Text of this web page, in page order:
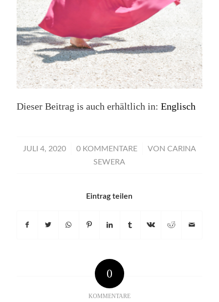
Dieser Beitrag is auch erhältlich in: Englisch
JULI 4, 2020
/ 0 KOMMENTARE
/ VON CARINA
SEWERA
Eintrag teilen
0
KOMMENTARE